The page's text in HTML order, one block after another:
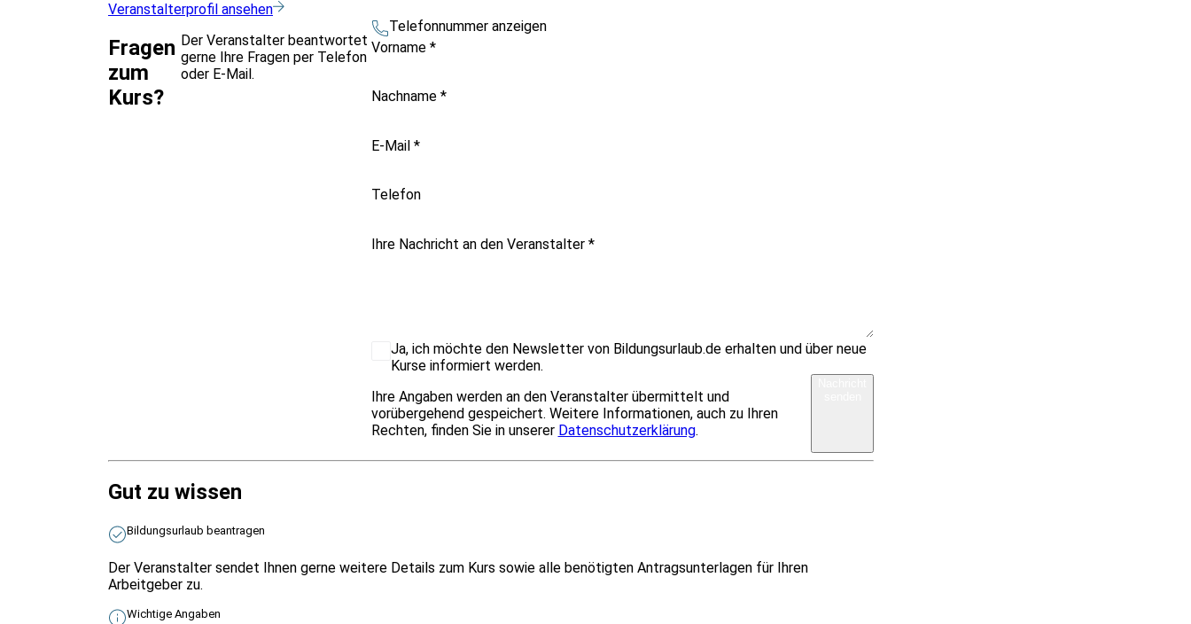
Veranstalterprofil ansehen
Fragen
zum
Kurs?
Der Veranstalter beantwortet
gerne Ihre Fragen per Telefon
oder E-Mail.
Telefonnummer anzeigen
Vorname *
Nachname *
E-Mail *
Telefon
Ihre Nachricht an den Veranstalter *
Ja, ich möchte den Newsletter von Bildungsurlaub.de erhalten und über neue
Kurse informiert werden.
Ihre Angaben werden an den Veranstalter übermittelt und
vorübergehend gespeichert. Weitere Informationen, auch zu Ihren
Rechten, finden Sie in unserer Datenschutzerklärung.
Gut zu wissen
Bildungsurlaub beantragen
Der Veranstalter sendet Ihnen gerne weitere Details zum Kurs sowie alle benötigten Antragsunterlagen für Ihren
Arbeitgeber zu.
Wichtige Angaben